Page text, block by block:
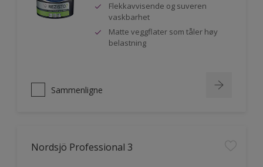
Flekkavvisende og suveren
vaskbarhet
Matte veggflater som tåler høy
belastning
Sammenligne
Nordsjö Professional 3